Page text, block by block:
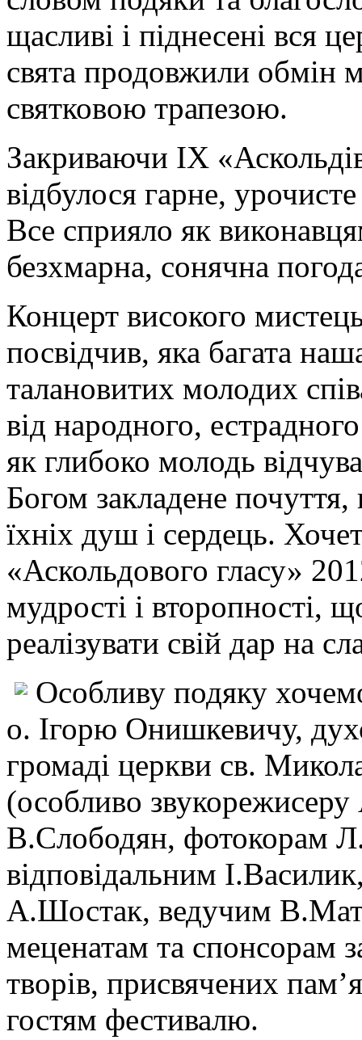
щасливі і піднесені вся
свята продовжили обмін
святковою трапезою.
Закриваючи ІХ
відбулося гарне,
Все сприяло як
безхмарна, сонячна
Концерт високого
посвідчив, яка багата
талановитих молодих
від народного,
як глибоко молодь
Богом закладене
їхніх душ і сердець.
«Аскольдового гласу»
мудрості і второпності,
реалізувати свій дар на
Особливу подяку
о. Ігорю Онишкевичу,
громаді церкви св.
(особливо
В.Слободян, фотокорам
відповідальним
А.Шостак, ведучим
меценатам та спонсорам
творів, присвячених
гостям фестивалю.